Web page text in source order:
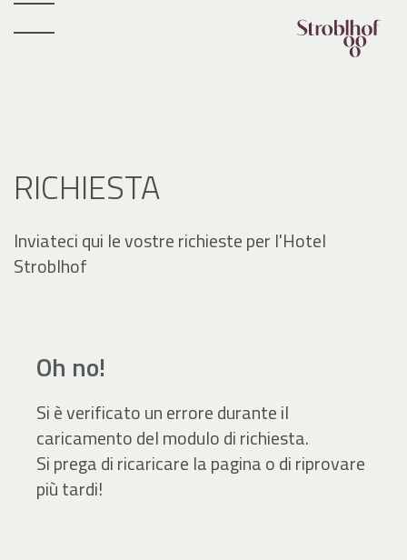
RICHIESTA
Inviateci qui le vostre richieste per l'Hotel
Stroblhof
Oh no!
Si è verificato un errore durante il
caricamento del modulo di richiesta.
Si prega di ricaricare la pagina o di riprovare
più tardi!